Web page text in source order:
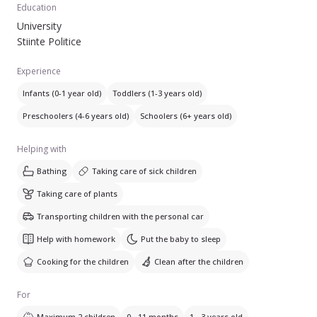
punând accent pe învățătură din convingere nu constrângere
și multă comunicare.
Gătesc cu mare plăcere și pot ajuta cu menaj ușor dar nu
Activitatea principală trebuie să fie copilul.
Education
University
Stiinte Politice
Experience
Infants (0-1 year old) Toddlers (1-3 years old)
Preschoolers (4-6 years old) Schoolers (6+ years old)
Helping with
Bathing Taking care of sick children
Taking care of plants
Transporting children with the personal car
Help with homework Put the baby to sleep
Cooking for the children Clean after the children
For